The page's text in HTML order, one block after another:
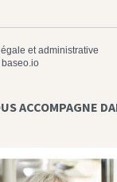
et administrative
baseo.io
ACCOMPAGNE